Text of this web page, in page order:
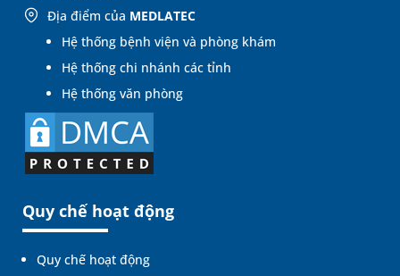
Địa điểm của MEDLATEC
Hệ thống bệnh viện và phòng khám
Hệ thống chi nhánh các tỉnh
Hệ thống văn phòng
Quy chế hoạt động
Quy chế hoạt động